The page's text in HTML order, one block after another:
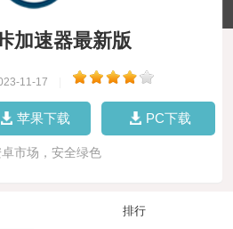
加速器最新版
11-17
苹果下载 PC下载
市场，安全绿色
排行